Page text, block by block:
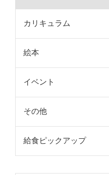
カリキュラム
絵本
イベント
その他
給食ピックアップ